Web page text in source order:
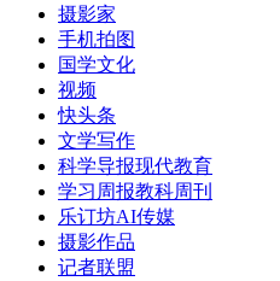
摄影家
手机拍图
国学文化
视频
快头条
文学写作
科学导报现代教育
学习周报教科周刊
乐订坊AI传媒
摄影作品
记者联盟